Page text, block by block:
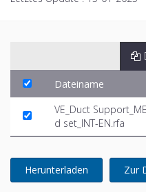
Dateiname
VE_Duct
d set_INT-EN.rfa
Herunterladen Zur